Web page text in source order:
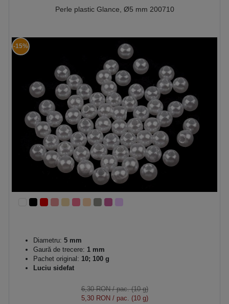
Perle plastic Glance, Ø5 mm 200710
-15%
Diametru: 5 mm
Gaură de trecere: 1 mm
Pachet original: 10; 100 g
Luciu sidefat
6,30 RON/ pac. (10 g)
5,30 RON/ pac. (10 g)